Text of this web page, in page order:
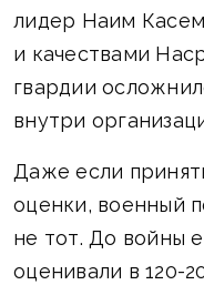
лидер Наим
и качествами
гвардии
внутри
Даже если
оценки, военный
не тот. До войны
оценивали в 120-